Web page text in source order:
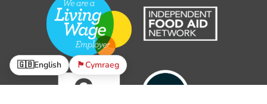
🇬🇧English 🏴󠁧󠁢󠁷󠁬󠁳󠁿Cymraeg